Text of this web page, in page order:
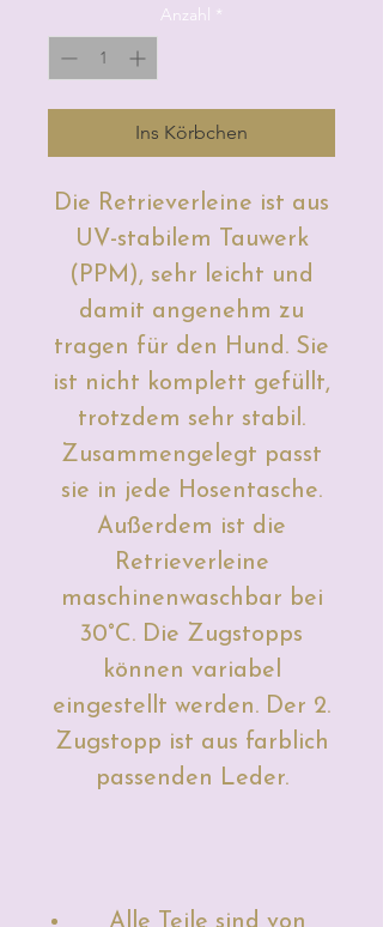
Anzahl *
Ins Körbchen
Die Retrieverleine ist aus
UV-stabilem Tauwerk
(PPM), sehr leicht und
damit angenehm zu
tragen für den Hund. Sie
ist nicht komplett gefüllt,
trotzdem sehr stabil.
Zusammengelegt passt
sie in jede Hosentasche.
Außerdem ist die
Retrieverleine
maschinenwaschbar bei
30°C. Die Zugstopps
können variabel
eingestellt werden. Der 2.
Zugstopp ist aus farblich
passenden Leder.
Alle Teile sind von